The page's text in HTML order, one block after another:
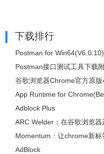
下载排行
Postman for Win64(V6.0.10)
Postman接口测试工具下载
谷歌浏览器Chrome官方原版
App Runtime for
Adblock Plus
ARC Welder：在谷歌浏览器
Momentum：让chrome新标
AdBlock